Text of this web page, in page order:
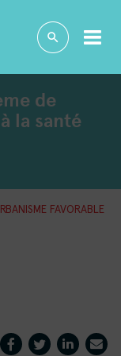
de
la santé
FAVORABLE